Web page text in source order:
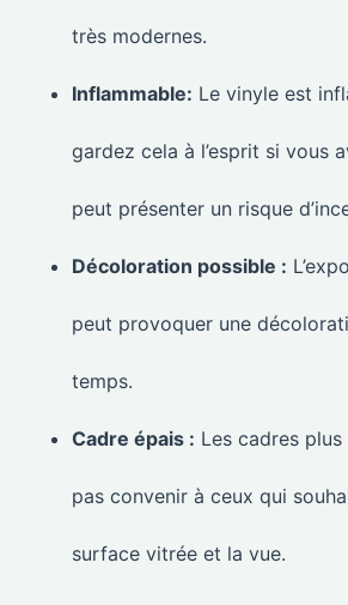
très modernes.
Inflammable: Le vinyle est
gardez cela à l’esprit si vous
peut présenter un risque
Décoloration possible :
peut provoquer une
temps.
Cadre épais : Les cadres
pas convenir à ceux qui
surface vitrée et la vue.